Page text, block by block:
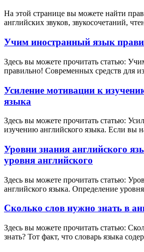
На этой странице вы можете найти
английских звуков, звукосочетаний,
Учим иностранный язык
Здесь вы можете прочитать статью:
правильно! Современных средств для
Усиление мотивации к
языка
Здесь вы можете прочитать статью:
изучению английского языка. Если вы
Уровни знания английского
уровня английского
Здесь вы можете прочитать статью:
английского языка. Определение
Сколько слов нужно знать в
Здесь вы можете прочитать статью:
знать? Тот факт, что словарь языка